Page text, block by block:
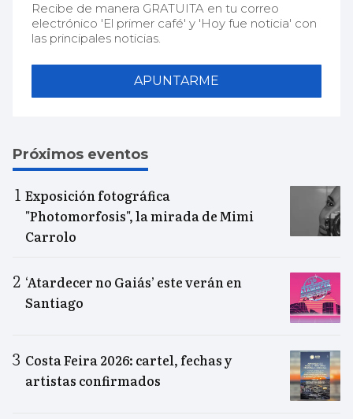
Recibe de manera GRATUITA en tu correo
electrónico 'El primer café' y 'Hoy fue noticia' con
las principales noticias.
APUNTARME
Próximos eventos
Exposición fotográfica
"Photomorfosis", la mirada de Mimi
Carrolo
‘Atardecer no Gaiás’ este verán en
Santiago
Costa Feira 2026: cartel, fechas y
artistas confirmados